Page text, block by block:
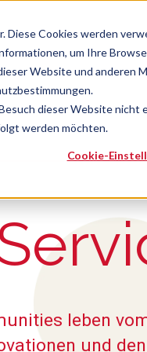
Cookies werden
um Ihre
Website und anderen
dieser Website nicht
werden möchten.
Cookie-
leer ist.
leben
und